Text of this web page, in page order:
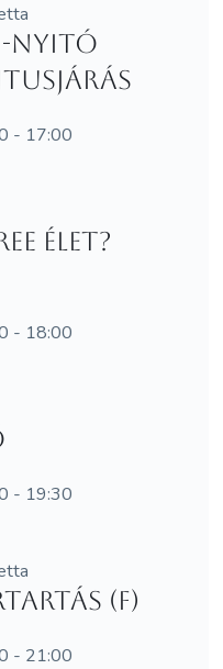
-Nyitó
- 17:00
élet?
- 18:00
- 19:30
(F)
- 21:00